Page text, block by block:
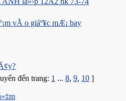
vÃ o giáº¥c mÆ¡ bay
đến trang: 1 ... 8, 9, 10 ]